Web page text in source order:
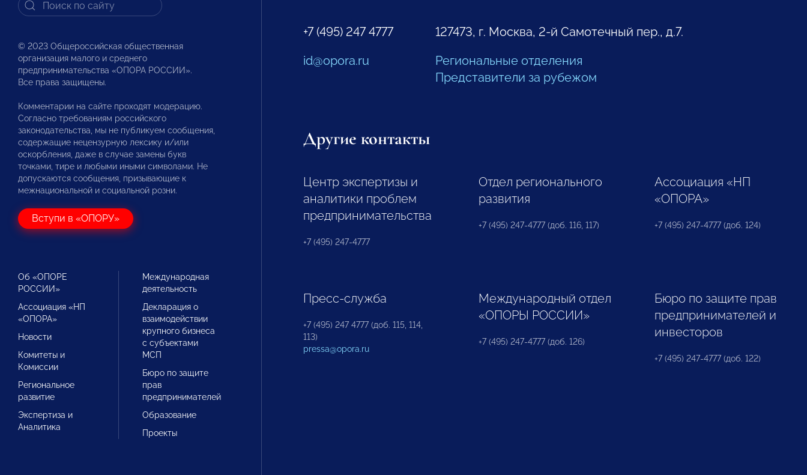
© 2023 Общероссийская общественная
организация малого и среднего
предпринимательства «ОПОРА РОССИИ».
Все права защищены.
Комментарии на сайте проходят модерацию.
Согласно требованиям российского
законодательства, мы не публикуем сообщения,
содержащие нецензурную лексику и/или
оскорбления, даже в случае замены букв
точками, тире и любыми иными символами. Не
допускаются сообщения, призывающие к
межнациональной и социальной розни.
Вступи в «ОПОРУ»
Об «ОПОРЕ
РОССИИ»
Ассоциация «НП
«ОПОРА»
Новости
Комитеты и
Комиссии
Региональное
развитие
Экспертиза и
Аналитика
Международная
деятельность
Декларация о
взаимодействии
крупного бизнеса
с субъектами
МСП
Бюро по защите
прав
предпринимателей
Образование
Проекты
+7 (495) 247 4777
id@opora.ru
127473, г. Москва, 2-й Самотечный пер., д.7.
Региональные отделения
Представители за рубежом
Другие контакты
Центр экспертизы и
аналитики проблем
предпринимательства
+7 (495) 247-4777
Отдел регионального
развития
+7 (495) 247-4777 (доб. 116, 117)
Ассоциация «НП
«ОПОРА»
+7 (495) 247-4777 (доб. 124)
Пресс-служба
+7 (495) 247 4777 (доб. 115, 114,
113)
pressa@opora.ru
Международный отдел
«ОПОРЫ РОССИИ»
+7 (495) 247-4777 (доб. 126)
Бюро по защите прав
предпринимателей и
инвесторов
+7 (495) 247-4777 (доб. 122)